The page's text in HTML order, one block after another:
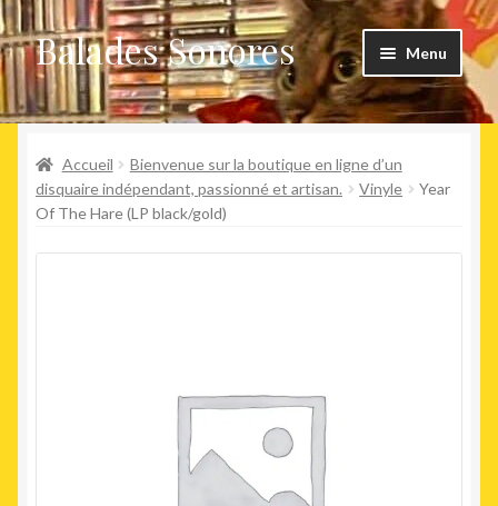
Aller
à
la
navigation
Aller
au
contenu
Balades Sonores Menu
Boutique
Nouveaux arrivages
le
Précommandes
Accueil
Bienvenue sur la boutique en ligne d’un
disquaire indépendant, passionné et artisan.
Vinyle
Year
Of The Hare (LP black/gold)